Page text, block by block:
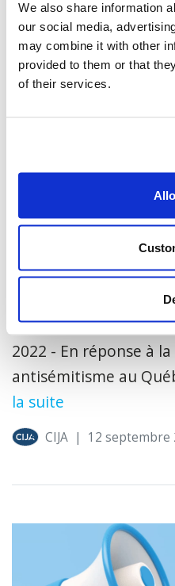
We also share information
our social media,
may combine it with other
provided to them or that
of their services.
LE CIJA DEMANDE
ENGAGEMENTS
Le CIJA a publié une
électorales pour la
Québec Montréal,
2022 - En réponse à
antisémitisme au
la suite
CIJA | 12 septembre